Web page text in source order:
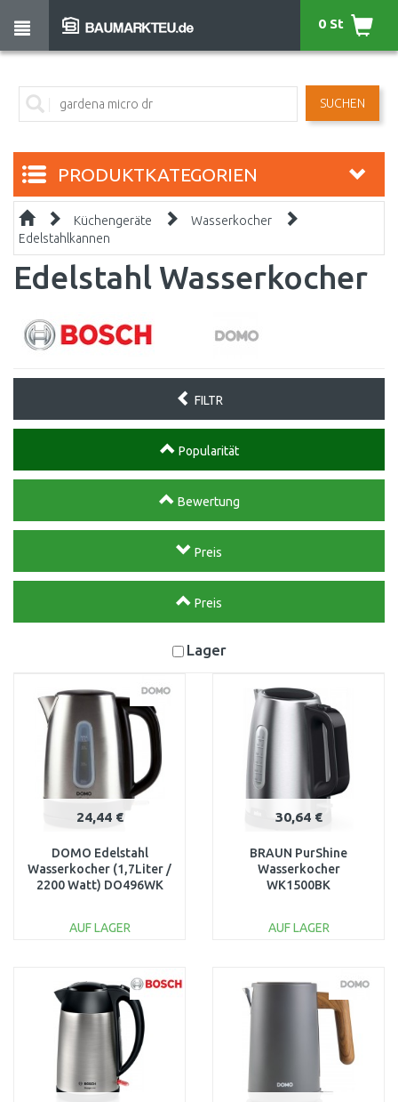
SUCHEN
0 St
PRODUKTKATEGORIEN
Küchengeräte
Wasserkocher
Edelstahlkannen
Edelstahl Wasserkocher
FILTR
Popularität
Bewertung
Preis
Preis
Lager
24,44 €
DOMO Edelstahl
Wasserkocher (1,7Liter /
2200 Watt) DO496WK
AUF LAGER
Vergleichen
30,64 €
BRAUN PurShine
Wasserkocher
WK1500BK
AUF LAGER
Vergleichen